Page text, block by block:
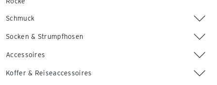
Schmuck
Socken & Strumpfhosen
Accessoires
Koffer & Reiseaccessoires